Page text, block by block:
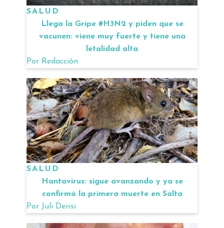
SALUD
Llega la Gripe #H3N2 y piden que se
vacunen: viene muy fuerte y tiene una
letalidad alta
Por Redacción
SALUD
Hantavirus: sigue avanzando y ya se
confirmó la primera muerte en Salta
Por Juli Derisi